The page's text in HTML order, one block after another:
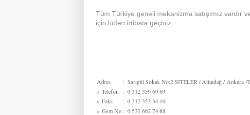
Tüm Türkiye geneli mekanizma satışımız
için lütfen irtibata geçiniz.
Adres : Sarıgül Sokak No:2 SITELER / Altındağ / Ankara /
» Telefon : 0 312 359 69 69
» Faks : 0 312 353 34 10
» Gsm No : 0 533 662 74 88